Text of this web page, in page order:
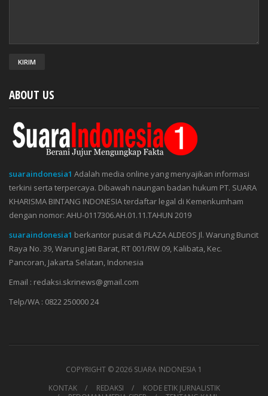
ABOUT US
suaraindonesia1 Adalah media online yang menyajikan informasi
terkini serta terpercaya. Dibawah naungan badan hukum PT. SUARA
KHARISMA BINTANG INDONESIA terdaftar legal di Kemenkumham
dengan nomor: AHU-0117306.AH.01.11.TAHUN 2019
suaraindonesia1 berkantor pusat di PLAZA ALDEOS Jl. Warung Buncit
Raya No. 39, Warung Jati Barat, RT 001/RW 09, Kalibata, Kec.
Pancoran, Jakarta Selatan, Indonesia
Email : redaksi.skrinews@gmail.com
Telp/WA : 0822 250000 24
COPYRIGHT ©2026 SUARA INDONESIA 1
KONTAK
REDAKSI
KODE ETIK JURNALISTIK